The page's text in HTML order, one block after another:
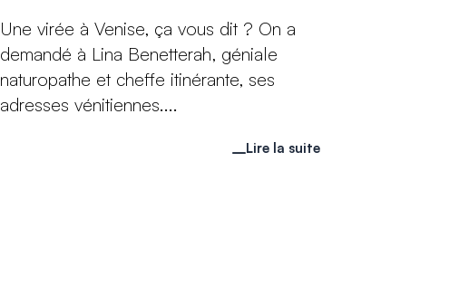
Une virée à Venise, ça vous dit ? On a
demandé à Lina Benetterah, géniale
naturopathe et cheffe itinérante, ses
adresses vénitiennes....
Lire la suite